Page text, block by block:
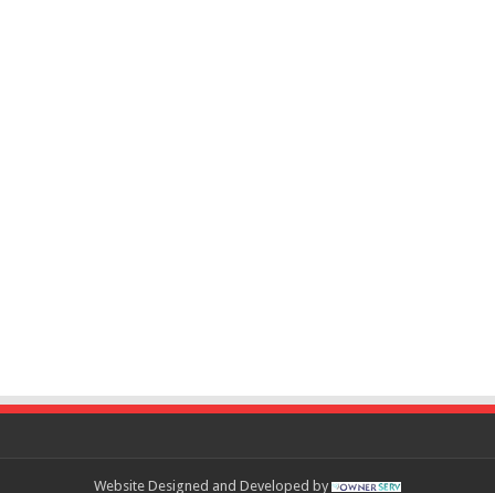
Website Designed and Developed by